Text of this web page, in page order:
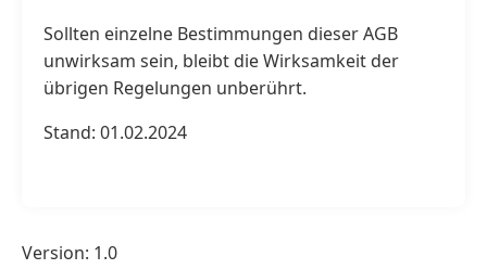
Sollten einzelne Bestimmungen dieser AGB
unwirksam sein, bleibt die Wirksamkeit der
übrigen Regelungen unberührt.
Stand: 01.02.2024
Version: 1.0